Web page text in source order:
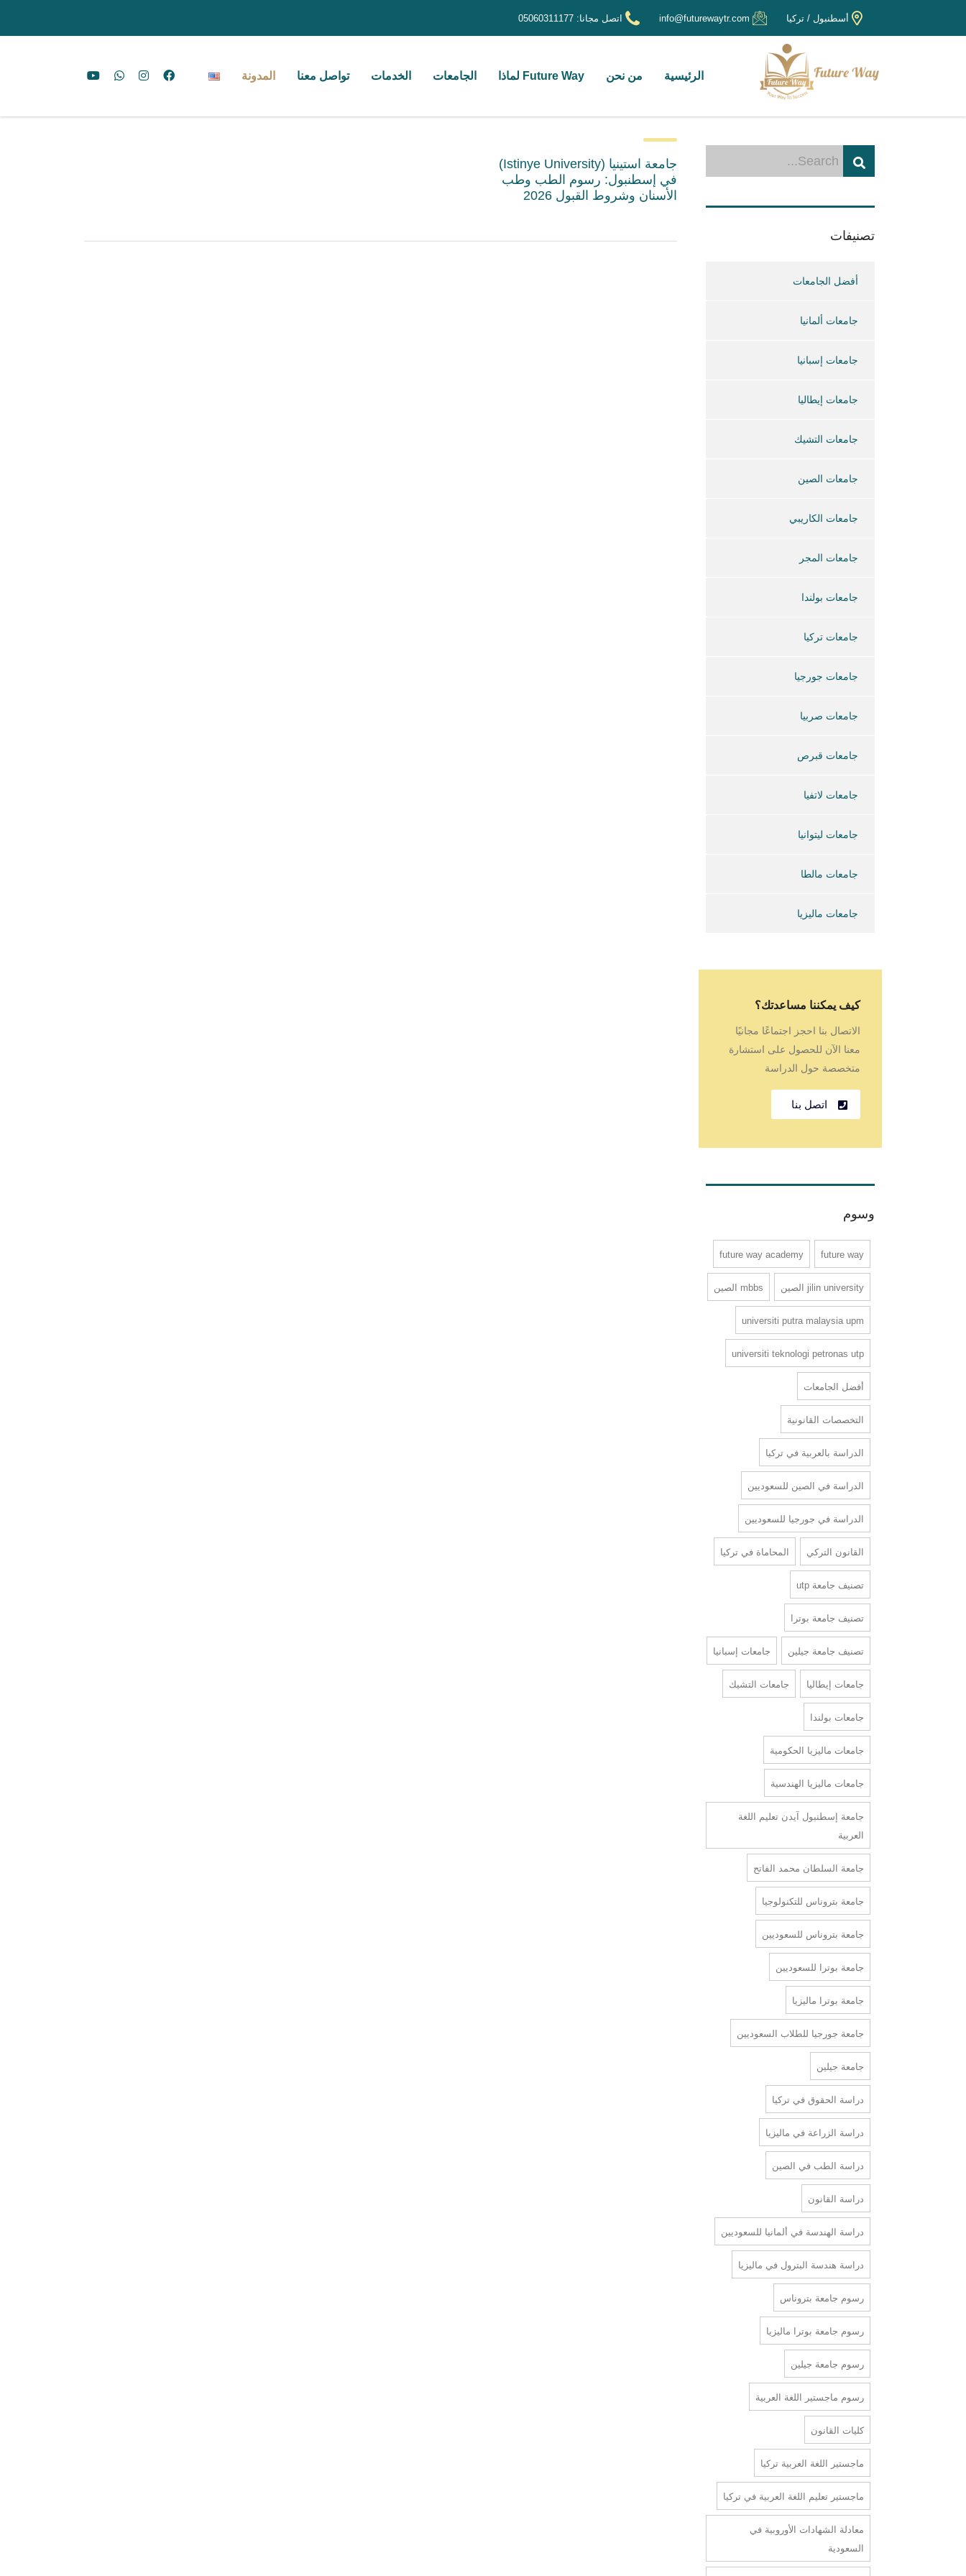
أسطنبول / تركيا info@futurewaytr.com اتصل مجانا: 05060311177
الرئيسية من نحن Future Way لماذا الجامعات الخدمات تواصل معنا المدونة
جامعة استينيا (Istinye University)
في إسطنبول: رسوم الطب وطب
الأسنان وشروط القبول 2026
تصنيفات
أفضل الجامعات
جامعات ألمانيا
جامعات إسبانيا
جامعات إيطاليا
جامعات التشيك
جامعات الصين
جامعات الكاريبي
جامعات المجر
جامعات بولندا
جامعات تركيا
جامعات جورجيا
جامعات صربيا
جامعات قبرص
جامعات لاتفيا
جامعات ليتوانيا
جامعات مالطا
جامعات ماليزيا
كيف يمكننا مساعدتك؟
الاتصال بنا احجز اجتماعًا مجانيًا
معنا الآن للحصول على استشارة
متخصصة حول الدراسة
اتصل بنا
وسوم
future way
future way academy
jilin university الصين mbbs الصين
universiti putra malaysia upm
universiti teknologi petronas utp
أفضل الجامعات
التخصصات القانونية
الدراسة بالعربية في تركيا
الدراسة في الصين للسعوديين
الدراسة في جورجيا للسعوديين
القانون التركي المحاماة في تركيا
تصنيف جامعة utp
تصنيف جامعة بوترا
تصنيف جامعة جيلين جامعات إسبانيا
جامعات إيطاليا جامعات التشيك
جامعات بولندا
جامعات ماليزيا الحكومية
جامعات ماليزيا الهندسية
جامعة إسطنبول آيدن تعليم اللغة
العربية
جامعة السلطان محمد الفاتح
جامعة بتروناس للتكنولوجيا
جامعة بتروناس للسعوديين
جامعة بوترا للسعوديين
جامعة بوترا ماليزيا
جامعة جورجيا للطلاب السعوديين
جامعة جيلين
دراسة الحقوق في تركيا
دراسة الزراعة في ماليزيا
دراسة الطب في الصين
دراسة القانون
دراسة الهندسة في ألمانيا للسعوديين
دراسة هندسة البترول في ماليزيا
رسوم جامعة بتروناس
رسوم جامعة بوترا ماليزيا
رسوم جامعة جيلين
رسوم ماجستير اللغة العربية
كليات القانون
ماجستير اللغة العربية تركيا
ماجستير تعليم اللغة العربية في تركيا
معادلة الشهادات الأوروبية في
السعودية